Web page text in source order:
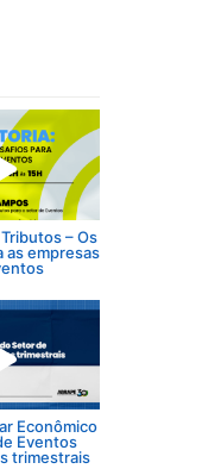
– Os
as empresas
Econômico
Eventos
trimestrais